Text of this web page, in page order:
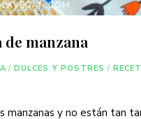
manzana
/ DULCES Y POSTRES /
manzanas y no están tan